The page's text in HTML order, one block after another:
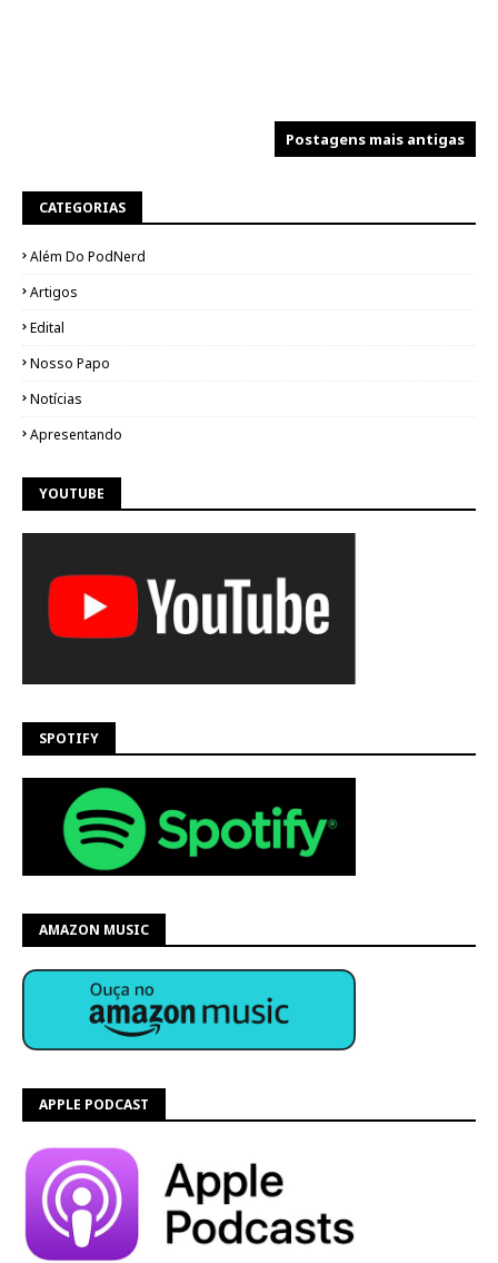
Postagens mais antigas
CATEGORIAS
Além Do PodNerd
Artigos
Edital
Nosso Papo
Notícias
Apresentando
YOUTUBE
SPOTIFY
AMAZON MUSIC
APPLE PODCAST